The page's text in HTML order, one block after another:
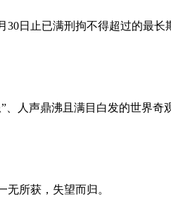
日止已满刑拘不得超过的最
人声鼎沸且满目白发的世界
所获，失望而归。